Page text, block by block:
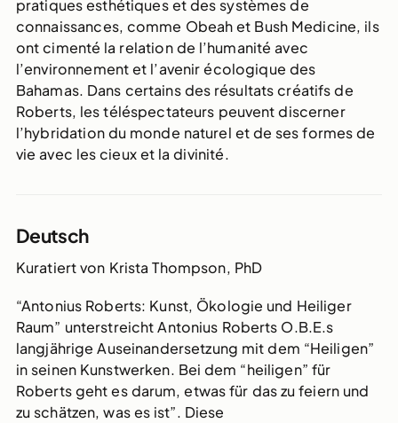
pratiques esthétiques et des systèmes de
connaissances, comme Obeah et Bush Medicine, ils
ont cimenté la relation de l’humanité avec
l’environnement et l’avenir écologique des
Bahamas. Dans certains des résultats créatifs de
Roberts, les téléspectateurs peuvent discerner
l’hybridation du monde naturel et de ses formes de
vie avec les cieux et la divinité.
Deutsch
Kuratiert von Krista Thompson, PhD
“Antonius Roberts: Kunst, Ökologie und Heiliger
Raum” unterstreicht Antonius Roberts O.B.E.s
langjährige Auseinandersetzung mit dem “Heiligen”
in seinen Kunstwerken. Bei dem “heiligen” für
Roberts geht es darum, etwas für das zu feiern und
zu schätzen, was es ist”. Diese